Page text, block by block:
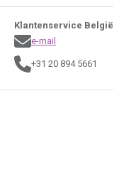
Klantenservice België
e-mail
+31 20 894 5661